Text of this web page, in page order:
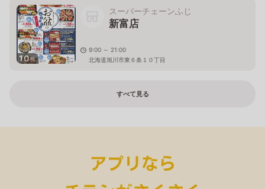
10枚
スーパーチェーンふじ
新富店
9:00 ～ 21:00
北海道旭川市東６条１０丁目
すべて見る